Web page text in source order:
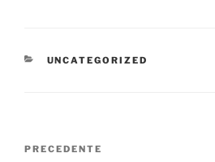
CATEGORIE
UNCATEGORIZED
Navigazione
Articolo
PRECEDENTE